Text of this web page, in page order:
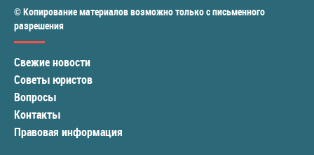
© Копирование материалов возможно только с письменного
разрешения
Свежие новости
Советы юристов
Вопросы
Контакты
Правовая информация